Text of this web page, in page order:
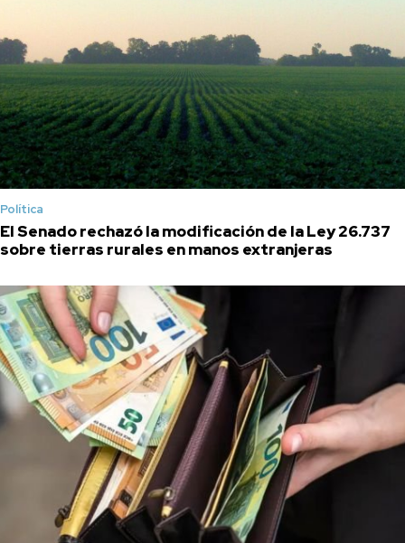
Política
El Senado rechazó la modificación de la Ley 26.737
sobre tierras rurales en manos extranjeras